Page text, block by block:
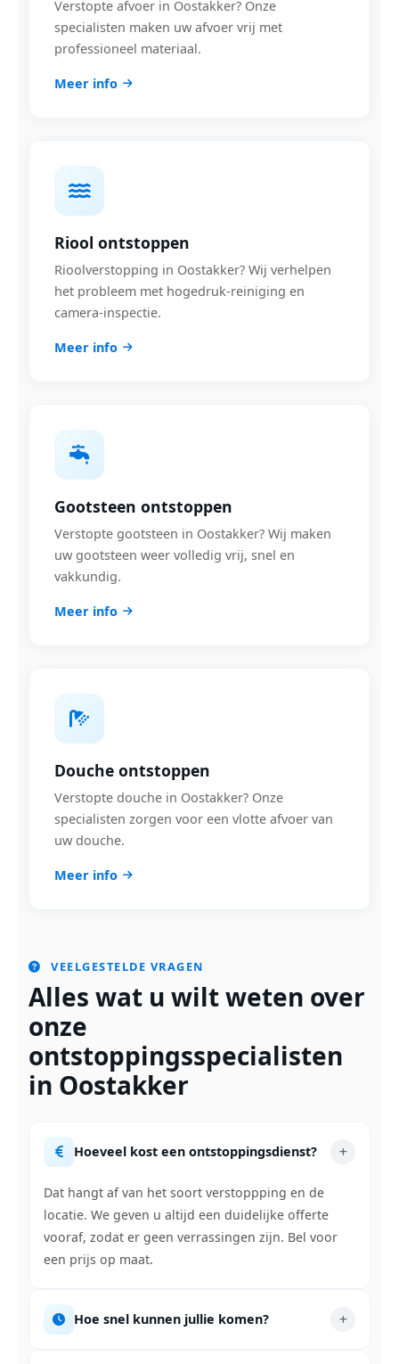
Verstopte afvoer in Oostakker? Onze
specialisten maken uw afvoer vrij met
professioneel materiaal.
Meer info
Riool ontstoppen
Rioolverstopping in Oostakker? Wij verhelpen
het probleem met hogedruk-reiniging en
camera-inspectie.
Meer info
Gootsteen ontstoppen
Verstopte gootsteen in Oostakker? Wij maken
uw gootsteen weer volledig vrij, snel en
vakkundig.
Meer info
Douche ontstoppen
Verstopte douche in Oostakker? Onze
specialisten zorgen voor een vlotte afvoer van
uw douche.
Meer info
VEELGESTELDE VRAGEN
Alles wat u wilt weten over
onze
ontstoppingsspecialisten
in Oostakker
Hoeveel kost een ontstoppingsdienst?
Dat hangt af van het soort verstoppping en de
locatie. We geven u altijd een duidelijke offerte
vooraf, zodat er geen verrassingen zijn. Bel voor
een prijs op maat.
Hoe snel kunnen jullie komen?